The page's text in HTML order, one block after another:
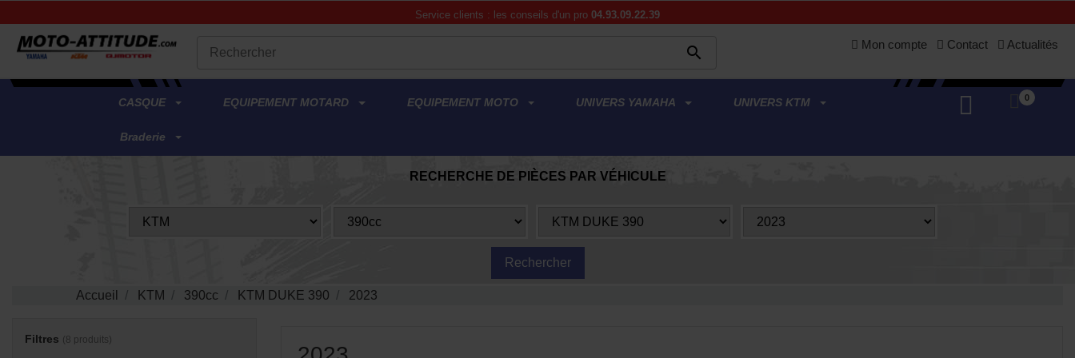
Service clients : les conseils d'un pro 04.93.09.22.39
 Mon compte Contact Actualités
.
CASQUE EQUIPEMENT MOTARD EQUIPEMENT MOTO UNIVERS YAMAHA UNIVERS KTM
Braderie
0
RECHERCHE DE PIÈCES PAR VÉHICULE
Accueil KTM 390cc KTM DUKE 390 2023
Filtres (8 produits)